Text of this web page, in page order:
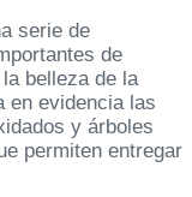
serie de
de
belleza de la
en evidencia las
y árboles
permiten entregar